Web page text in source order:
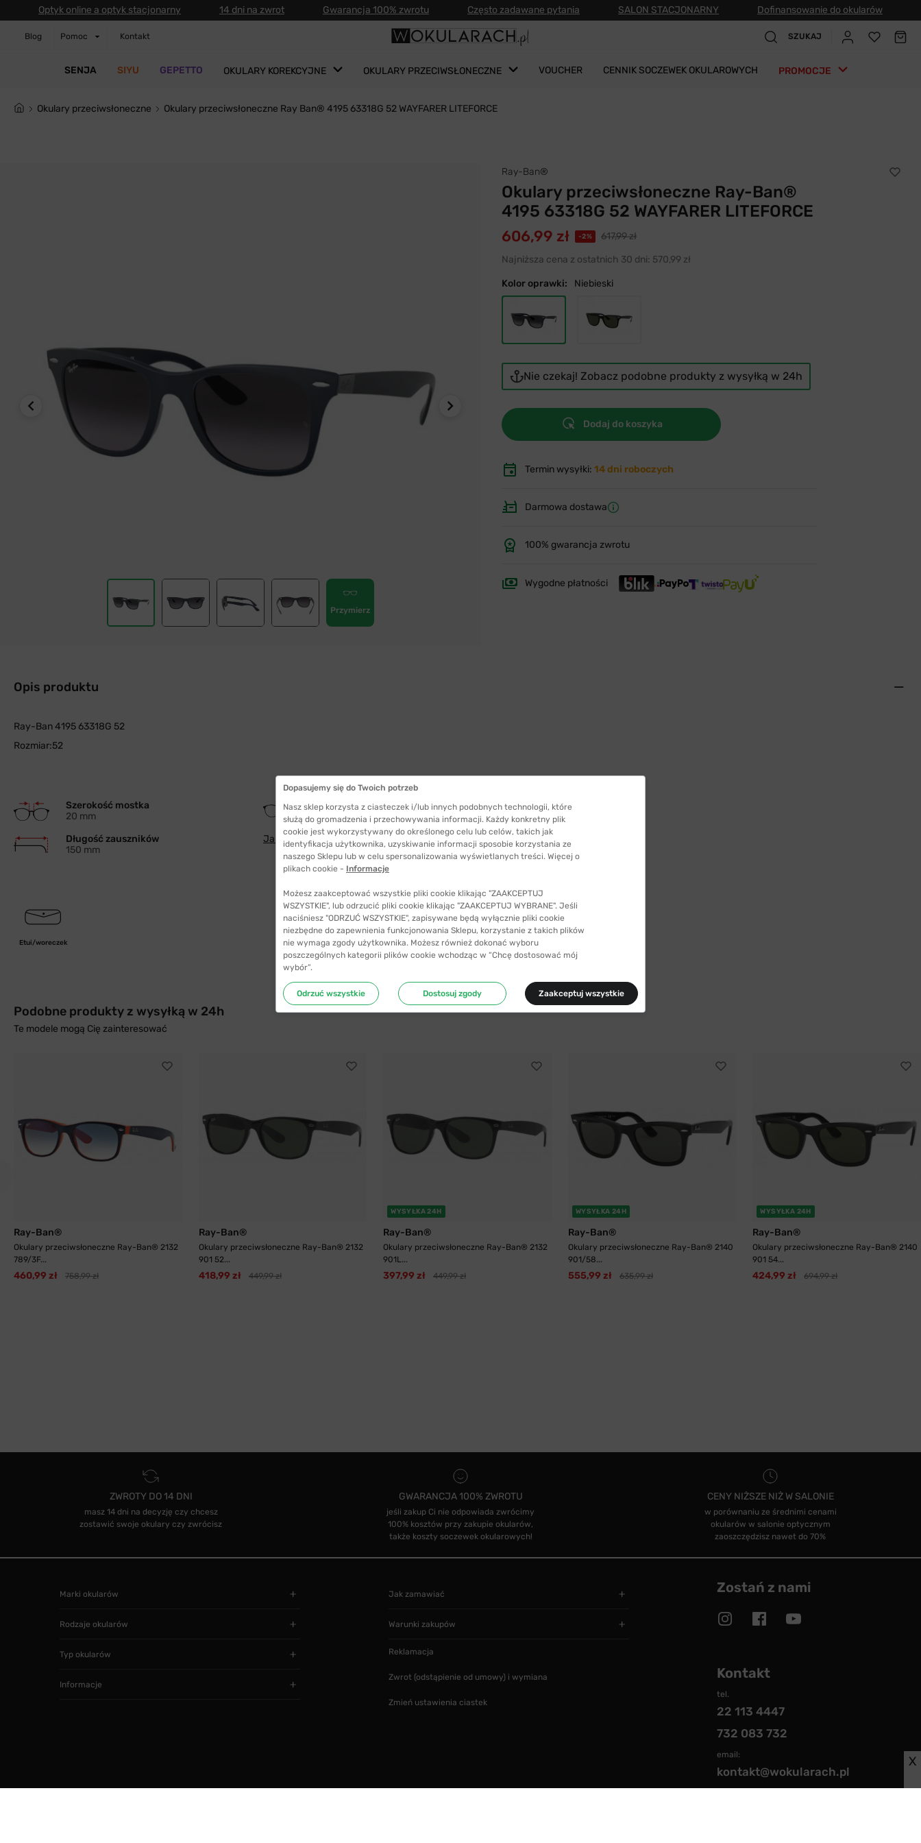
Optyk online a optyk stacjonarny 14 dni na zwrot Gwarancja 100% zwrotu Często zadawane pytania SALON STACJONARNY Dofinansowanie do okularów
Blog Pomoc Kontakt SZUKAJ
SENJA SIYU GEPETTO OKULARY KOREKCYJNE OKULARY PRZECIWSŁONECZNE VOUCHER CENNIK SOCZEWEK OKULAROWYCH PROMOCJE
Okulary przeciwsłoneczne Okulary przeciwsłoneczne Ray Ban® 4195 63318G 52 WAYFARER LITEFORCE
Przymierz
Ray-Ban®
Okulary przeciwsłoneczne Ray-Ban®
4195 63318G 52 WAYFARER LITEFORCE
606,99 zł -2%
617,99 zł
Najniższa cena z ostatnich 30 dni: 570,99 zł
Kolor oprawki: Niebieski
Nie czekaj! Zobacz podobne produkty z wysyłką w 24h
Dodaj do koszyka
Termin wysyłki: 14 dni roboczych
Darmowa dostawa
100% gwarancja zwrotu
Wygodne płatności
Opis produktu
Ray-Ban 4195 63318G 52
Rozmiar:52
Szerokość mostka
20 mm
Szerokość szkła
52 mm
Długość zauszników
150 mm
Jak wybrać odpowiedni rozmiar
Etui/woreczek
Podobne produkty z wysyłką w 24h
Te modele mogą Cię zainteresować
Ray-Ban®
Okulary przeciwsłoneczne Ray-Ban® 2132
789/3F...
460,99 zł 758,99 zł
Ray-Ban®
Okulary przeciwsłoneczne Ray-Ban® 2132
901 52...
418,99 zł 449,99 zł
WYSYŁKA 24H
Ray-Ban®
Okulary przeciwsłoneczne Ray-Ban® 2132
901L...
397,99 zł 449,99 zł
WYSYŁKA 24H
Ray-Ban®
Okulary przeciwsłoneczne Ray-Ban® 2140
901/58...
555,99 zł 635,99 zł
WYSYŁKA 24H
Ray-Ban®
Okulary przeciwsłoneczne Ray-Ban® 2140
901 54...
424,99 zł 694,99 zł
ZWROTY DO 14 DNI
masz 14 dni na decyzję czy chcesz
zostawić swoje okulary czy zwrócisz
GWARANCJA 100% ZWROTU
jeśli zakup Ci nie odpowiada zwrócimy
100% kosztów przy zakupie okularów,
także koszty soczewek okularowych!
CENY NIŻSZE NIŻ W SALONIE
w porównaniu ze średnimi cenami
okularów w salonie optycznym
zaoszczędzisz nawet do 70%
Zostań z nami
Kontakt
tel.
22 113 4447
732 083 732
email:
kontakt@wokularach.pl
Marki okularów
Rodzaje okularów
Typ okularów
Informacje
Jak zamawiać
Warunki zakupów
Reklamacja
Zwrot (odstąpienie od umowy) i wymiana
Zmień ustawienia ciastek
Dopasujemy się do Twoich potrzeb
Nasz sklep korzysta z ciasteczek i/lub innych podobnych technologii, które
służą do gromadzenia i przechowywania informacji. Każdy konkretny plik
cookie jest wykorzystywany do określonego celu lub celów, takich jak
identyfikacja użytkownika, uzyskiwanie informacji sposobie korzystania ze
naszego Sklepu lub w celu spersonalizowania wyświetlanych treści. Więcej o
plikach cookie - Informacje
Możesz zaakceptować wszystkie pliki cookie klikając "ZAAKCEPTUJ
WSZYSTKIE", lub odrzucić pliki cookie klikając "ZAAKCEPTUJ WYBRANE". Jeśli
naciśniesz "ODRZUĆ WSZYSTKIE", zapisywane będą wyłącznie pliki cookie
niezbędne do zapewnienia funkcjonowania Sklepu, korzystanie z takich plików
nie wymaga zgody użytkownika. Możesz również dokonać wyboru
poszczególnych kategorii plików cookie wchodząc w “Chcę dostosować mój
wybór”.
Odrzuć wszystkie Dostosuj zgody Zaakceptuj wszystkie
X